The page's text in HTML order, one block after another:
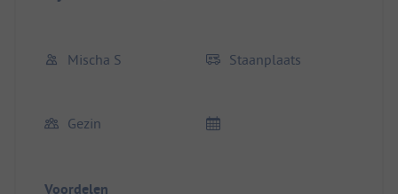
Mischa S Staanplaats
Gezin
Voordelen